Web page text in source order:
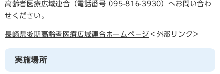
高齢者医療広域連合（電話番号 095-816-3930）へお問い合わ
せください。
長崎県後期高齢者医療広域連合ホームページ ＜外部リンク＞
実施場所